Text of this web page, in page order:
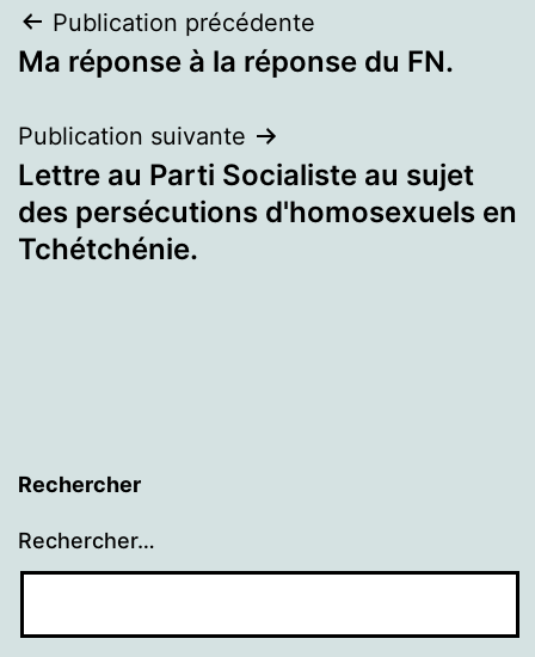
Navigation
de
l’article
Publication précédente
Ma réponse à la réponse du FN.
Publication suivante
Lettre au Parti Socialiste au sujet
des persécutions d'homosexuels en
Tchétchénie.
Rechercher
Rechercher…